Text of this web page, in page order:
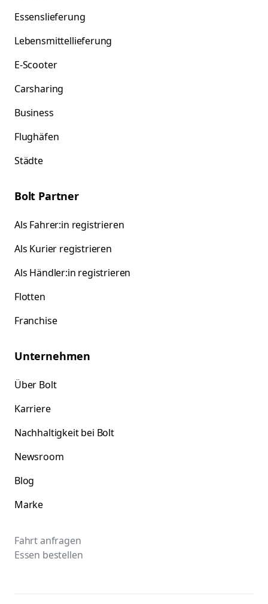
Essenslieferung
Lebensmittellieferung
E-Scooter
Carsharing
Business
Flughäfen
Städte
Bolt Partner
Als Fahrer:in registrieren
Als Kurier registrieren
Als Händler:in registrieren
Flotten
Franchise
Unternehmen
Über Bolt
Karriere
Nachhaltigkeit bei Bolt
Newsroom
Blog
Marke
Fahrt anfragen
Essen bestellen